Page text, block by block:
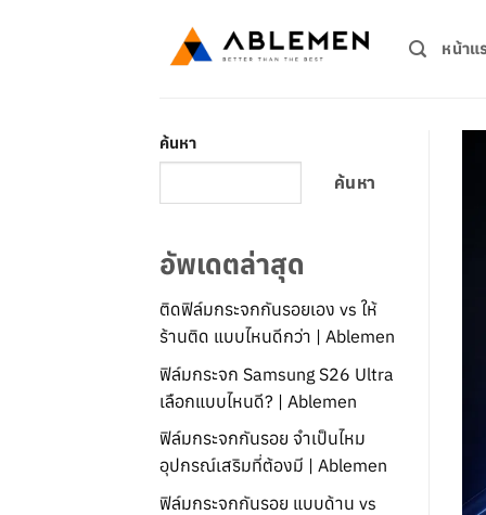
หน้าแ
ค้นหา
ค้นหา
อัพเดตล่าสุด
ติดฟิล์มกระจกกันรอยเอง vs ให้
ร้านติด แบบไหนดีกว่า | Ablemen
ฟิล์มกระจก Samsung S26 Ultra
เลือกแบบไหนดี? | Ablemen
ฟิล์มกระจกกันรอย จำเป็นไหม
อุปกรณ์เสริมที่ต้องมี | Ablemen
ฟิล์มกระจกกันรอย แบบด้าน vs